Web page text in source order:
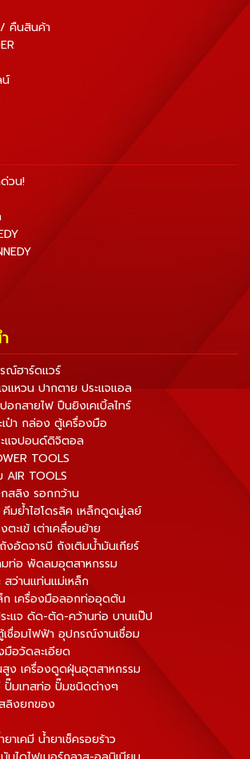
/ คืนสินค้า
น์
วน!
ณ์ฮาร์ดแวร์
จแหวน ปากตาย ประแจแอล
อกสายไฟ ปืนยิงเคเบิ้ลไทร์
ป๋า กล่อง ตู้เครื่องมือ
แจปอนด์ดิจิตอล
TOOLS
AIR TOOLS
กสลิง รอกกว้าน
คีมย้ำไฮโดรลิค เหล็กดูดมู่เลย์
ะเข้ เต่าเคลื่อนย้าย
งอัดจารบี ถังเติมน้ำมันเกียร์
ท่อ พัดลมอุตสาหกรรม
สว่านแท่นแม่เหล็ก
ก เครื่องมือลอกท่ออุดตัน
ะแจ ดัด-ตัด-คว้านท่อ บานแป๊ป
เชื่อมไฟฟ้า อุปกรณ์งานเชื่อม
มือวัดละเอียด
สูง เครื่องดูดฝุ่นอุตสาหกรรม
ปั๊มเทสท่อ ปั๊มชนิดต่างๆ
ลิงยกของ
าเคมี น้ำยาเช็ครอยร้าว